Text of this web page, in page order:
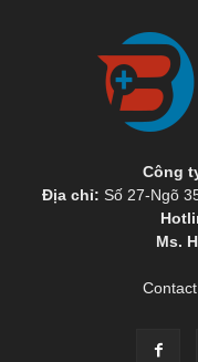
Công
Địa chỉ: Số 27-Ngõ
Ms.